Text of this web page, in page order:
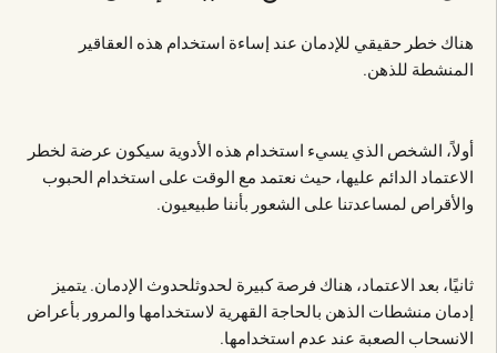
هناك خطر حقيقي للإدمان عند إساءة استخدام هذه العقاقير
المنشطة للذهن.
أولاً، الشخص الذي يسيء استخدام هذه الأدوية سيكون عرضة لخطر
الاعتماد الدائم عليها، حيث نعتمد مع الوقت على استخدام الحبوب
والأقراص لمساعدتنا على الشعور بأننا طبيعيون.
ثانيًا، بعد الاعتماد، هناك فرصة كبيرة لحدوثلحدوث الإدمان. يتميز
إدمان منشطات الذهن بالحاجة القهرية لاستخدامها والمرور بأعراض
الانسحاب الصعبة عند عدم استخدامها.